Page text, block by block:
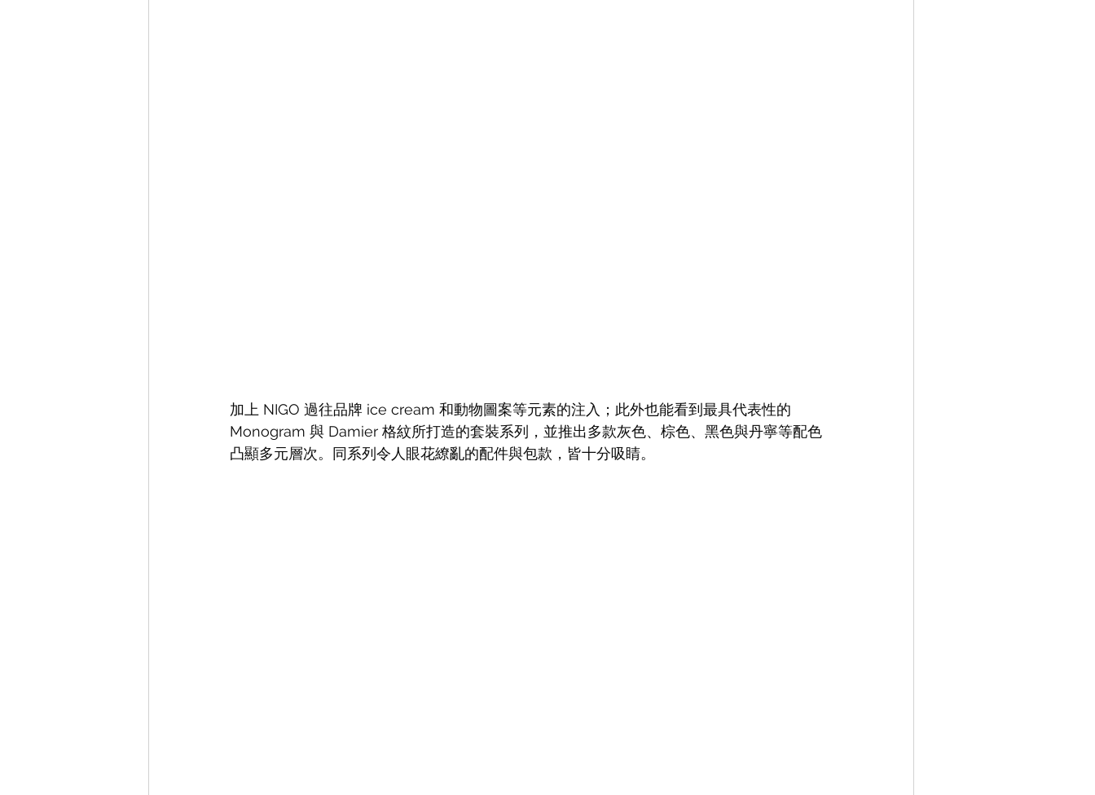
加上 NIGO 過往品牌 ice cream 和動物圖案等元素的注入；此外也能看到最具代表性的
Monogram 與 Damier 格紋所打造的套裝系列，並推出多款灰色、棕色、黑色與丹寧等配色
凸顯多元層次。同系列令人眼花繚亂的配件與包款，皆十分吸睛。